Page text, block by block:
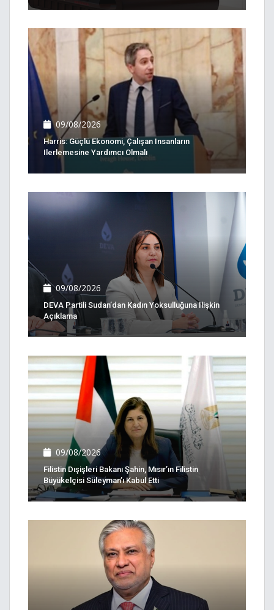
09/08/2026
Harris: Güçlü Ekonomi, Çalışan Insanların
Ilerlemesine Yardımcı Olmalı
09/08/2026
DEVA Partili Sudan’dan Kadın Yoksulluğuna Ilişkin
Açıklama
09/08/2026
Filistin Dışişleri Bakanı Şahin, Mısır’ın Filistin
Büyükelçisi Süleyman’ı Kabul Etti